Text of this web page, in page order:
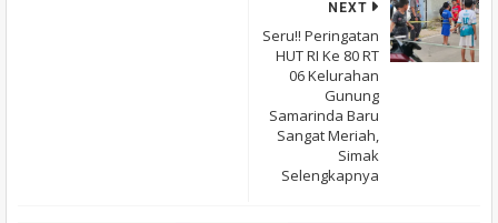
NEXT
Seru!! Peringatan
HUT RI Ke 80 RT
06 Kelurahan
Gunung
Samarinda Baru
Sangat Meriah,
Simak
Selengkapnya